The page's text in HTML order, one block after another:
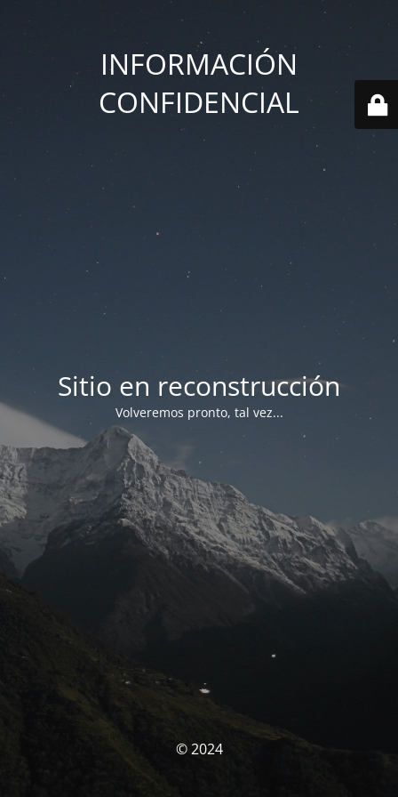
INFORMACIÓN
CONFIDENCIAL
Sitio en reconstrucción
Volveremos pronto, tal vez...
© 2024